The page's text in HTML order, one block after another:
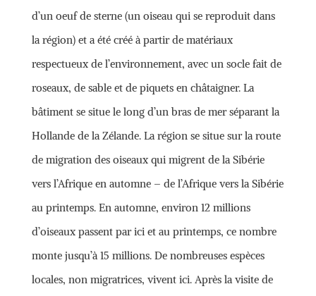
d’un oeuf de sterne (un oiseau qui se reproduit dans
la région) et a été créé à partir de matériaux
respectueux de l’environnement, avec un socle fait de
roseaux, de sable et de piquets en châtaigner. La
bâtiment se situe le long d’un bras de mer séparant la
Hollande de la Zélande. La région se situe sur la route
de migration des oiseaux qui migrent de la Sibérie
vers l’Afrique en automne – de l’Afrique vers la Sibérie
au printemps. En automne, environ 12 millions
d’oiseaux passent par ici et au printemps, ce nombre
monte jusqu’à 15 millions. De nombreuses espèces
locales, non migratrices, vivent ici. Après la visite de